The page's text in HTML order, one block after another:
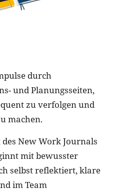
durch
und Planungsseiten,
zu verfolgen und
machen.
New Work Journals
mit bewusster
selbst reflektiert, klare
im Team